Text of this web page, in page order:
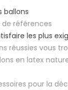
ballons
de références
les plus
réussies vous
en latex
pour la